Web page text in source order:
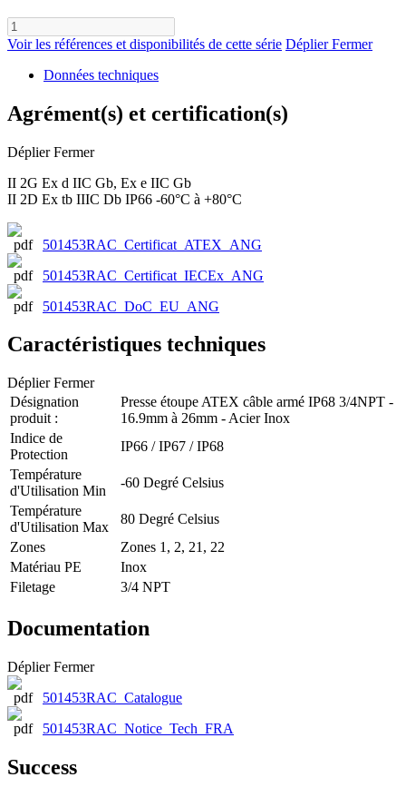
Voir les références et disponibilités de cette série Déplier Fermer
Données techniques
Agrément(s) et certification(s)
Déplier Fermer
II 2G Ex d IIC Gb, Ex e IIC Gb
II 2D Ex tb IIIC Db IP66 -60°C à +80°C
501453RAC_Certificat_ATEX_ANG
501453RAC_Certificat_IECEx_ANG
501453RAC_DoC_EU_ANG
Caractéristiques techniques
Déplier Fermer
Désignation
produit :
Presse étoupe ATEX câble armé IP68 3/4NPT -
16.9mm à 26mm - Acier Inox
Indice de
Protection
IP66 / IP67 / IP68
Température
d'Utilisation Min
-60 Degré Celsius
Température
d'Utilisation Max
80 Degré Celsius
Zones
Zones 1, 2, 21, 22
Matériau PE
Inox
Filetage
3/4 NPT
Documentation
Déplier Fermer
501453RAC_Catalogue
501453RAC_Notice_Tech_FRA
Success